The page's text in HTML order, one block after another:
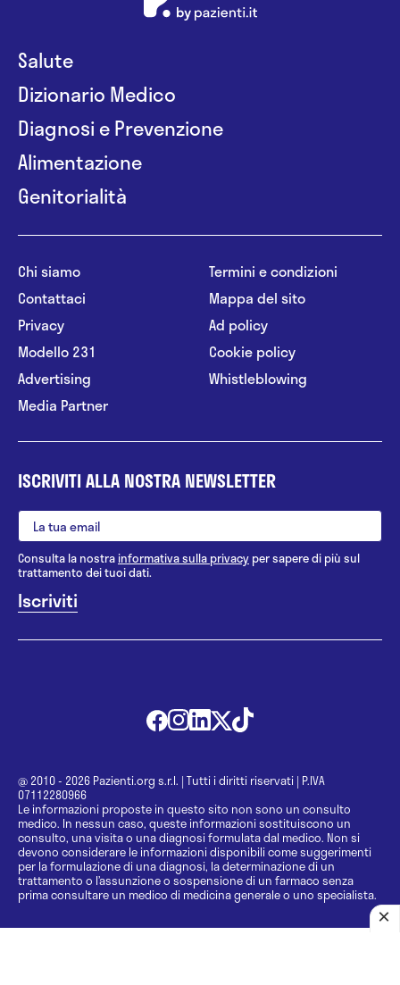
Salute
Dizionario Medico
Diagnosi e Prevenzione
Alimentazione
Genitorialità
Chi siamo
Contattaci
Privacy
Modello 231
Advertising
Media Partner
Termini e condizioni
Mappa del sito
Ad policy
Cookie policy
Whistleblowing
ISCRIVITI ALLA NOSTRA NEWSLETTER
Consulta la nostrainformativa sulla privacy per sapere di più sul
trattamento dei tuoi dati.
@ 2010 - 2026 Pazienti.org s.r.l. | Tutti i diritti riservati | P.IVA
07112280966
Le informazioni proposte in questo sito non sono un consulto
medico. In nessun caso, queste informazioni sostituiscono un
consulto, una visita o una diagnosi formulata dal medico. Non si
devono considerare le informazioni disponibili come suggerimenti
per la formulazione di una diagnosi, la determinazione di un
trattamento o l’assunzione o sospensione di un farmaco senza
prima consultare un medico di medicina generale o uno specialista.